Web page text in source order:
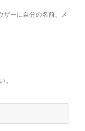
ザーに自分の名前、メ
。